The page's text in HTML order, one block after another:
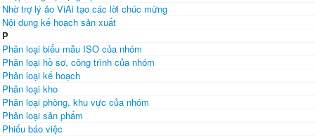
Nhờ trợ lý ảo ViAi tạo các lời chúc mừng
Nội dung kế hoạch sản xuất
P
Phân loại biểu mẫu ISO của nhóm
Phân loại hồ sơ, công trình của nhóm
Phân loại kế hoạch
Phân loại kho
Phân loại phòng, khu vực của nhóm
Phân loại sản phẩm
Phiếu báo việc